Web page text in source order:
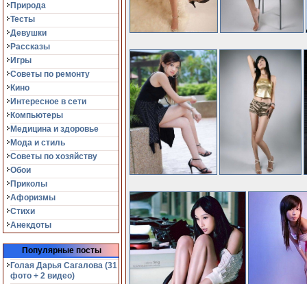
Природа
Тесты
Девушки
Рассказы
Игры
Советы по ремонту
Кино
Интересное в сети
Компьютеры
Медицина и здоровье
Мода и стиль
Советы по хозяйству
Обои
Приколы
Афоризмы
Стихи
Анекдоты
Популярные посты
Голая Дарья Сагалова (31
фото + 2 видео)